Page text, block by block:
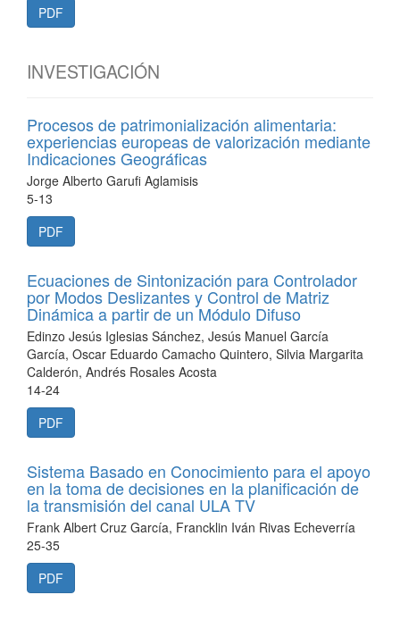
PDF
INVESTIGACIÓN
Procesos de patrimonialización alimentaria:
experiencias europeas de valorización mediante
Indicaciones Geográficas
Jorge Alberto Garufi Aglamisis
5-13
PDF
Ecuaciones de Sintonización para Controlador
por Modos Deslizantes y Control de Matriz
Dinámica a partir de un Módulo Difuso
Edinzo Jesús Iglesias Sánchez, Jesús Manuel García
García, Oscar Eduardo Camacho Quintero, Silvia Margarita
Calderón, Andrés Rosales Acosta
14-24
PDF
Sistema Basado en Conocimiento para el apoyo
en la toma de decisiones en la planificación de
la transmisión del canal ULA TV
Frank Albert Cruz García, Francklin Iván Rivas Echeverría
25-35
PDF